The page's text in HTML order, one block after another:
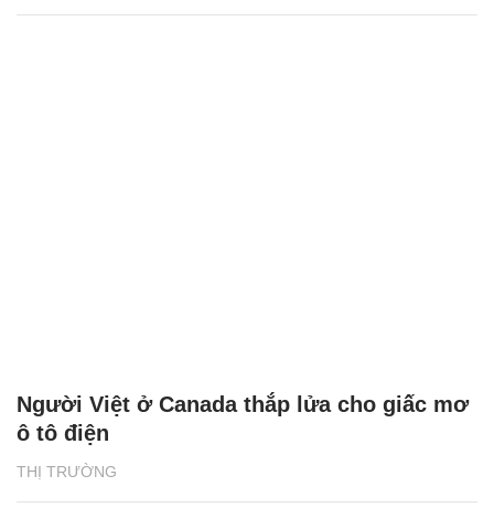
THỊ TRƯỜNG
Người Việt ở Canada thắp lửa cho giấc mơ
ô tô điện